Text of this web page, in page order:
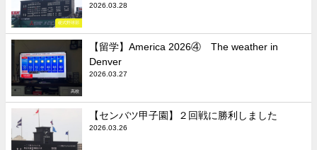
硬式野球部
2026.03.28
高校
【留学】America 2026④ The weather in
Denver
2026.03.27
【センバツ甲子園】２回戦に勝利しました
2026.03.26